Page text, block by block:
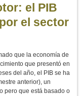
el PIB
el sector
que la economía de
que presentó en
del año, el PIB se ha
anterior), un
pero que está basado o